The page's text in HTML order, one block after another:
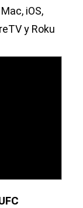
iOS,
y Roku